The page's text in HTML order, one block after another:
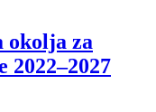
okolja za
2022–2027